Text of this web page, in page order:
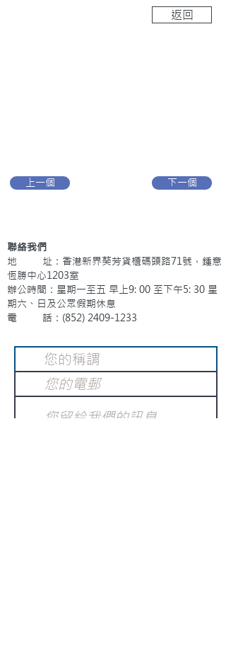
返回
上一個 下一個
聯絡我們
地 址：香港新界葵芳貨櫃碼頭路71號，鍾意
恆勝中心1203室
辦公時間：星期一至五 早上9: 00 至下午5: 30 星
期六、日及公眾假期休息
電 話：(852) 2409-1233